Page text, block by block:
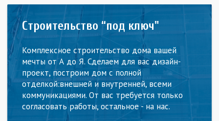
Строительство “под ключ"
Комплексное строительство дома вашей
мечты от А до Я. Сделаем для вас дизайн-
проект, построим дом с полной
отделкой:внешней и внутренней, всеми
коммуникациями. От вас требуется только
согласовать работы, остальное - на нас.